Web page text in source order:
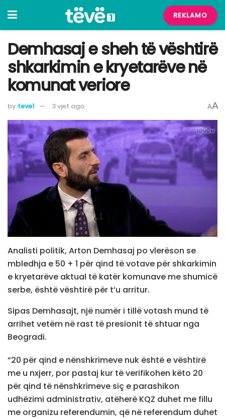
REKLAMO
Demhasaj e sheh të vështirë
shkarkimin e kryetarëve në
komunat veriore
by teve1 3 vjet ago AA
Analisti politik, Arton Demhasaj po vlerëson se
mbledhja e 50 + 1 për qind të votave për shkarkimin
e kryetarëve aktual të katër komunave me shumicë
serbe, është vështirë për t’u arritur.
Sipas Demhasajt, një numër i tillë votash mund të
arrihet vetëm në rast të presionit të shtuar nga
Beogradi.
“20 për qind e nënshkrimeve nuk është e vështirë
me u nxjerr, por pastaj kur të verifikohen këto 20
për qind të nënshkrimeve siç e parashikon
udhëzimi administrativ, atëherë KQZ duhet me fillu
me organizu referendumin, që në referendum duhet